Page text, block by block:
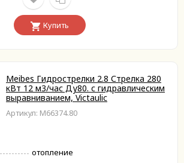
Купить
Meibes Гидрострелки 2.8 Стрелка 280
кВт 12 м3/час Ду80. с гидравлическим
выравниванием, Victaulic
Артикул: M66374.80
отопление